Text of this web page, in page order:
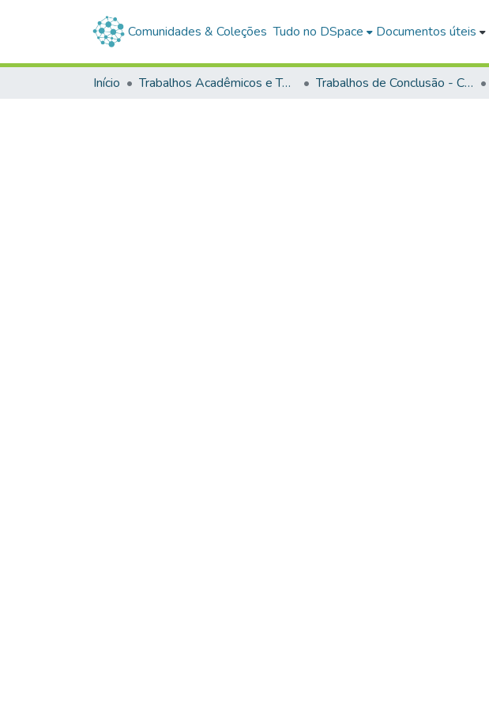
Comunidades & Coleções Tudo no DSpace Documentos úteis
Início Trabalhos Acadêmicos e Técnicos Trabalhos de Conclusão - Cursos de Graduação